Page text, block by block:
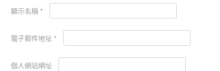
顯示名稱 *
電子郵件地址 *
個人網站網址